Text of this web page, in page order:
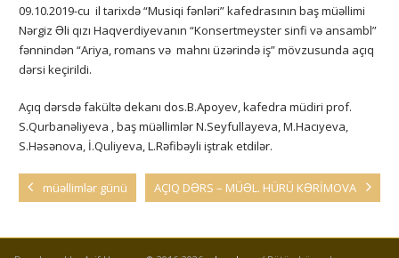
09.10.2019-cu il tarixdə “Musiqi fənləri” kafedrasının baş müəllimi
Nərgiz Əli qızı Haqverdiyevanın “Konsertmeyster sinfi və ansambl”
fənnindən “Ariya, romans və mahnı üzərində iş” mövzusunda açıq
dərsi keçirildi.
Açıq dərsdə fakültə dekanı dos.B.Apoyev, kafedra müdiri prof.
S.Qurbanəliyeva , baş müəllimlər N.Seyfullayeva, M.Hacıyeva,
S.Həsənova, İ.Quliyeva, L.Rəfibəyli iştrak etdilər.
müəllimlər günü AÇIQ DƏRS – MÜƏL. HÜRÜ KƏRİMOVA